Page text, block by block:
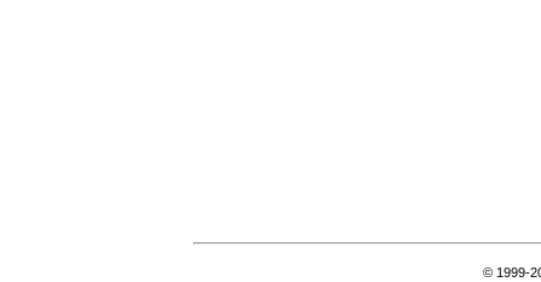
© 1999-